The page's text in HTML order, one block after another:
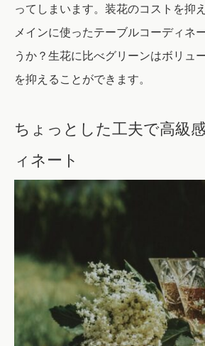
ってしまいます。装花のコストを抑
メインに使ったテーブルコーディネ
うか？生花に比べグリーンはボリュ
を抑えることができます。
ちょっとした工夫で高級
ィネート